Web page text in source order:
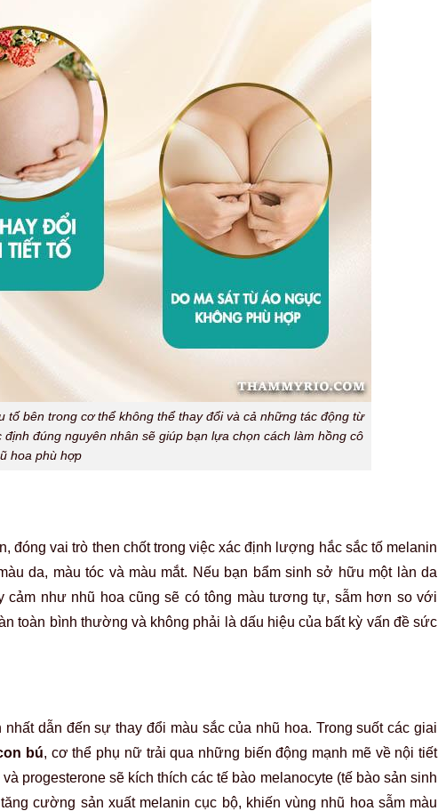
bên trong cơ thể không thể thay đổi và cả những tác động từ
đúng nguyên nhân sẽ giúp bạn lựa chọn cách làm hồng cô
hoa phù hợp
đóng vai trò then chốt trong việc xác định lượng hắc sắc tố melanin
da, màu tóc và màu mắt. Nếu bạn bẩm sinh sở hữu một làn da
cảm như nhũ hoa cũng sẽ có tông màu tương tự, sẫm hơn so với
toàn bình thường và không phải là dấu hiệu của bất kỳ vấn đề sức
dẫn đến sự thay đổi màu sắc của nhũ hoa. Trong suốt các giai
bú, cơ thể phụ nữ trải qua những biến động mạnh mẽ về nội tiết
progesterone sẽ kích thích các tế bào melanocyte (tế bào sản sinh
cường sản xuất melanin cục bộ, khiến vùng nhũ hoa sẫm màu